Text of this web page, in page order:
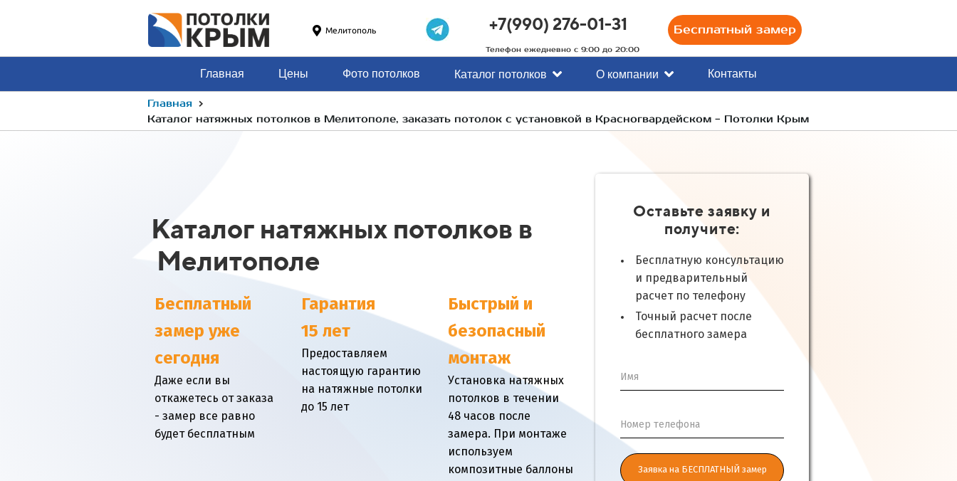
Мелитополь +7(990) 276-01-31
Телефон ежедневно с 9:00 до 20:00
Бесплатный замер
Главная Цены Фото потолков Каталог потолков О компании Контакты
Главная ›
Каталог натяжных потолков в Мелитополе, заказать потолок с установкой в Красногвардейском - Потолки Крым
Каталог натяжных потолков в
Мелитополе
Бесплатный
замер уже
сегодня
Даже если вы
откажетесь от заказа
- замер все равно
будет бесплатным
Гарантия
15 лет
Предоставляем
настоящую гарантию
на натяжные потолки
до 15 лет
Быстрый и
безопасный
монтаж
Установка натяжных
потолков в течении
48 часов после
замера. При монтаже
используем
композитные баллоны
Оставьте заявку и
получите:
Бесплатную консультацию
и предварительный
расчет по телефону
Точный расчет после
бесплатного замера
Имя
Номер телефона
Заявка на БЕСПЛАТНЫЙ замер